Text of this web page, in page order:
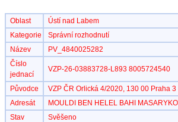
Oblast
Ústí nad Labem
Kategorie
Správní rozhodnutí
Název
PV_4840025282
Číslo
jednací
VZP-26-03883728-L893 8005724540
Původce
VZP ČR Orlická 4/2020, 130 00 Praha 3
Adresát
MOULDI BEN HELEL BAHI
Stav
Svěšeno